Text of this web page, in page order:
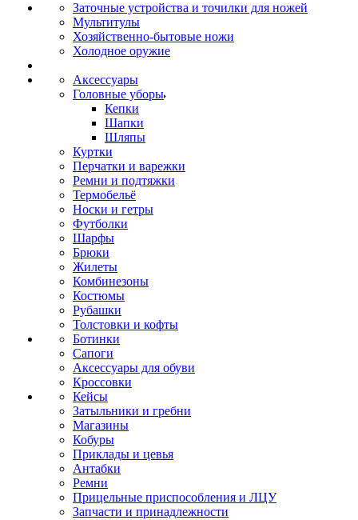
Заточные устройства и точилки для ножей
Мультитулы
Хозяйственно-бытовые ножи
Холодное оружие
Аксессуары
Головные уборы
Кепки
Шапки
Шляпы
Куртки
Перчатки и варежки
Ремни и подтяжки
Термобельё
Носки и гетры
Футболки
Шарфы
Брюки
Жилеты
Комбинезоны
Костюмы
Рубашки
Толстовки и кофты
Ботинки
Сапоги
Аксессуары для обуви
Кроссовки
Кейсы
Затыльники и гребни
Магазины
Кобуры
Приклады и цевья
Антабки
Ремни
Прицельные приспособления и ЛЦУ
Запчасти и принадлежности